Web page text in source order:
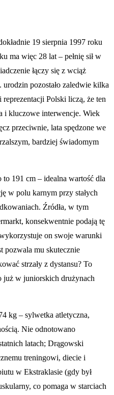
19 sierpnia 1997 roku
ma więc 28 lat – pełnię sił w
łączy się z wciąż
pozostało zaledwie kilka
Polski liczą, że ten
i kluczowe interwencje. Wiek
przeciwnie, lata spędzone we
bardziej świadomym
191 cm – idealna wartość dla
w polu karnym przy stałych
Źródła, w tym
konsekwentnie podają tę
on swoje warunki
pozwala mu skutecznie
strzały z dystansu? To
już w juniorskich drużynach
kg – sylwetka atletyczna,
Nie odnotowano
latach; Drągowski
treningowi, diecie i
w Ekstraklasie (gdy był
co pomaga w starciach